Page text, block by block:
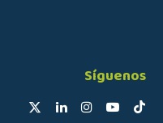
Síguenos